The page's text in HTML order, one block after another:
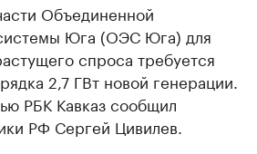
Объединенной
Юга (ОЭС Юга) для
спроса требуется
2,7 ГВт новой генерации.
РБК Кавказ сообщил
РФ Сергей Цивилев.